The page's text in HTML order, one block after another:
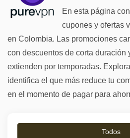
En esta página
cupones y ofertas
en Colombia. Las promociones
con descuentos de corta duración
extienden por temporadas.
identifica el que más reduce tu
en el momento de pagar para
Todos